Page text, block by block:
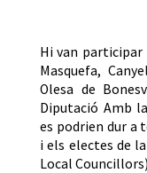
Hi van
Masquefa,
Olesa de
Diputació Amb
es podrien dur a
i els electes de
Local